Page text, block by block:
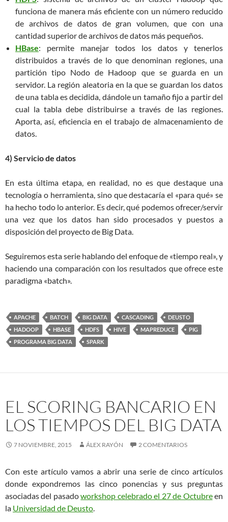
funciona de manera más eficiente con un número reducido
de archivos de datos de gran volumen, que con una
cantidad superior de archivos de datos más pequeños.
HBase: permite manejar todos los datos y tenerlos
distribuidos a través de lo que denominan regiones, una
partición tipo Nodo de Hadoop que se guarda en un
servidor. La región aleatoria en la que se guardan los datos
de una tabla es decidida, dándole un tamaño fijo a partir del
cual la tabla debe distribuirse a través de las regiones.
Aporta, así, eficiencia en el trabajo de almacenamiento de
datos.
4) Servicio de datos
En esta última etapa, en realidad, no es que destaque una
tecnología o herramienta, sino que destacaría el «para qué» se
ha hecho todo lo anterior. Es decir, qué podemos ofrecer/servir
una vez que los datos han sido procesados y puestos a
disposición del proyecto de Big Data.
Seguiremos esta serie hablando del enfoque de «tiempo real», y
haciendo una comparación con los resultados que ofrece este
paradigma «batch».
APACHE BATCH BIG DATA CASCADING
DEUSTO
HADOOP
HBASE HDFS HIVE MAPREDUCE
PIG
PROGRAMA BIG DATA
SPARK
EL SCORING BANCARIO EN
LOS TIEMPOS DEL BIG DATA
7 NOVIEMBRE, 2015 ÁLEX RAYÓN 2 COMENTARIOS
Con este artículo vamos a abrir una serie de cinco artículos
donde expondremos las cinco ponencias y sus preguntas
asociadas del pasadoworkshop celebrado el 27 de Octubreen
la Universidad de Deusto